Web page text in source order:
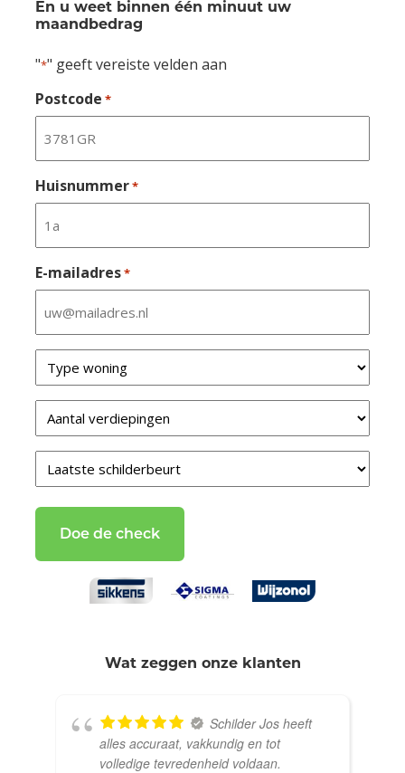
En u weet binnen één minuut uw
maandbedrag
"*" geeft vereiste velden aan
Postcode *
Huisnummer*
E-mailadres*
van
uw
woning
*
Verdiepingen
schilderbeurt
Wat zeggen onze klanten
Schilder Jos heeft
alles accuraat, vakkundig en tot
volledige tevredenheid voldaan.